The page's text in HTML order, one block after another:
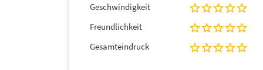
Geschwindigkeit
Freundlichkeit
Gesamteindruck